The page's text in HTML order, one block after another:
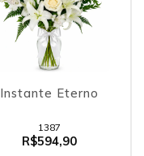
Instante Eterno
1387
R$594,90